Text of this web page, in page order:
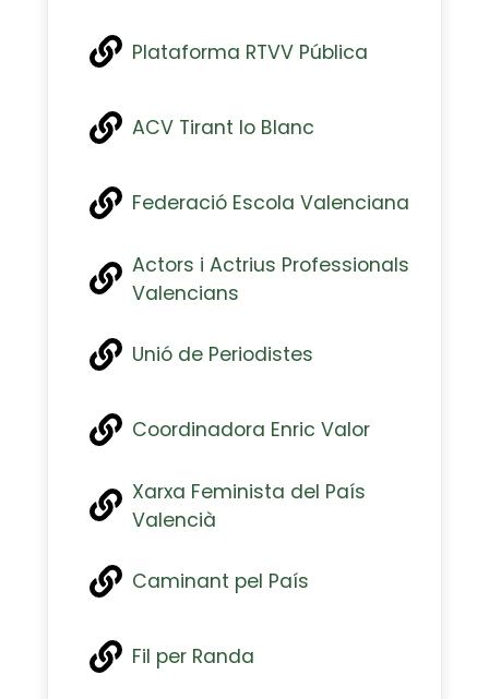
Plataforma RTVV Pública
ACV Tirant lo Blanc
Federació Escola Valenciana
Actors i Actrius Professionals
Valencians
Unió de Periodistes
Coordinadora Enric Valor
Xarxa Feminista del País
Valencià
Caminant pel País
Fil per Randa